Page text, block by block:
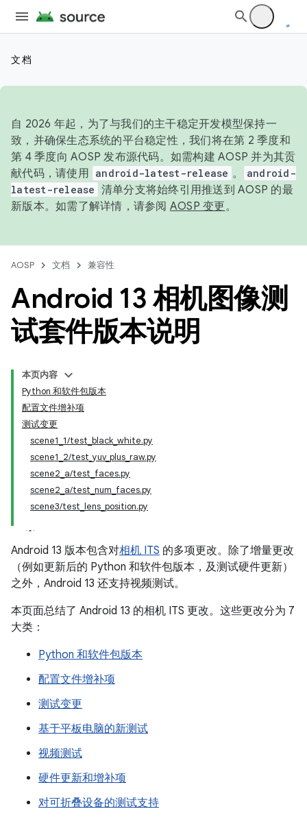
文档
自 2026 年起，为了与我们的主干稳定开发模型保持一
致，并确保生态系统的平台稳定性，我们将在第 2 季度和
第 4 季度向 AOSP 发布源代码。如需构建 AOSP 并为其贡
献代码，请使用 android-latest-release 。
android-
latest-release 清单分支将始终引用推送到 AOSP 的最
新版本。如需了解详情，请参阅 AOSP 变更。
AOSP 文档 兼容性
Android 13 相机图像测
试套件版本说明
本页内容
Python 和软件包版本
配置文件增补项
测试变更
scene1_1/test_black_white.py
scene1_2/test_yuv_plus_raw.py
scene2_a/test_faces.py
scene2_a/test_num_faces.py
scene3/test_lens_position.py
Android 13 版本包含对相机 ITS 的多项更改。除了增量更改
（例如更新后的 Python 和软件包版本，及测试硬件更新）
之外，Android 13 还支持视频测试。
本页面总结了 Android 13 的相机 ITS 更改。这些更改分为 7
大类：
Python 和软件包版本
配置文件增补项
测试变更
基于平板电脑的新测试
视频测试
硬件更新和增补项
对可折叠设备的测试支持